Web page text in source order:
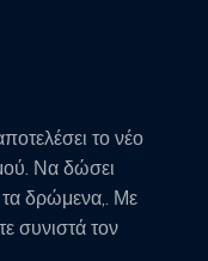
το νέο
Να δώσει
δρώμενα,. Με
συνιστά τον